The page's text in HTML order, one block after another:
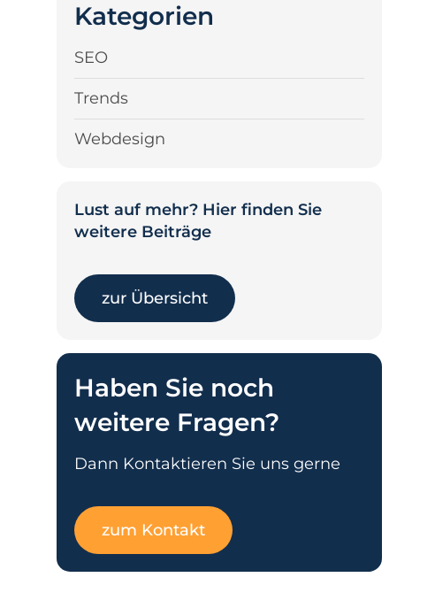
Kategorien
SEO
Trends
Webdesign
Lust auf mehr? Hier finden Sie
weitere Beiträge
zur Übersicht
Haben Sie noch
weitere Fragen?
Dann Kontaktieren Sie uns gerne
zum Kontakt